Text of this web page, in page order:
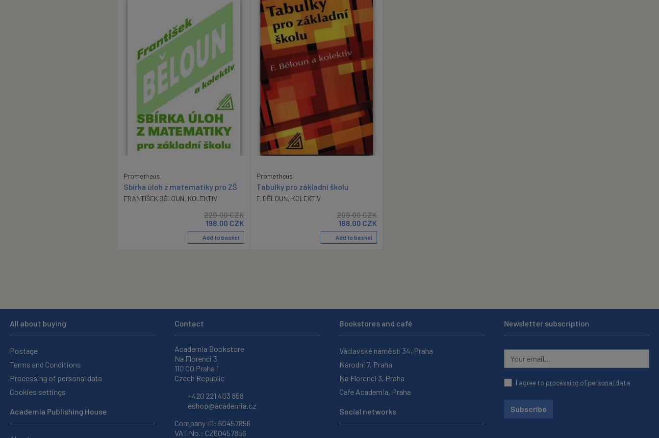
Prometheus
Sbírka úloh z matematiky pro ZŠ
FRANTIŠEK BĚLOUN, KOLEKTIV
220.00CZK
198.00 CZK
Add to basket
Prometheus
Tabulky pro základní školu
F. BĚLOUN, KOLEKTIV
209.00CZK
188.00 CZK
Add to basket
All about buying
Postage
Terms and Conditions
Processing of personal data
Cookies settings
Academia Publishing House
Contact
Academia Bookstore
Na Florenci 3
110 00 Praha 1
Czech Republic
+420 221 403 858
eshop@academia.cz
Company ID: 60457856
VAT No.: CZ60457856
Bookstores and café
Václavské náměstí 34, Praha
Národní 7, Praha
Na Florenci 3, Praha
Cafe Academia, Praha
Social networks
Newsletter subscription
I agree to processing of personal data
Subscribe